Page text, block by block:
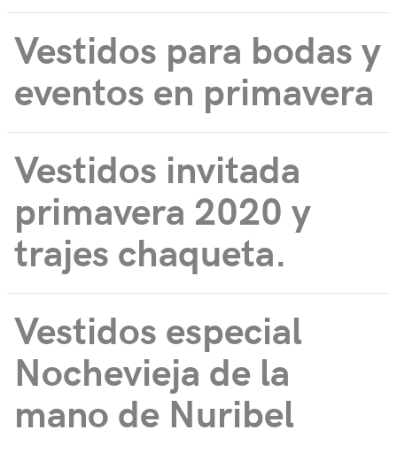
Vestidos para bodas y
eventos en primavera
Vestidos invitada
primavera 2020 y
trajes chaqueta.
Vestidos especial
Nochevieja de la
mano de Nuribel